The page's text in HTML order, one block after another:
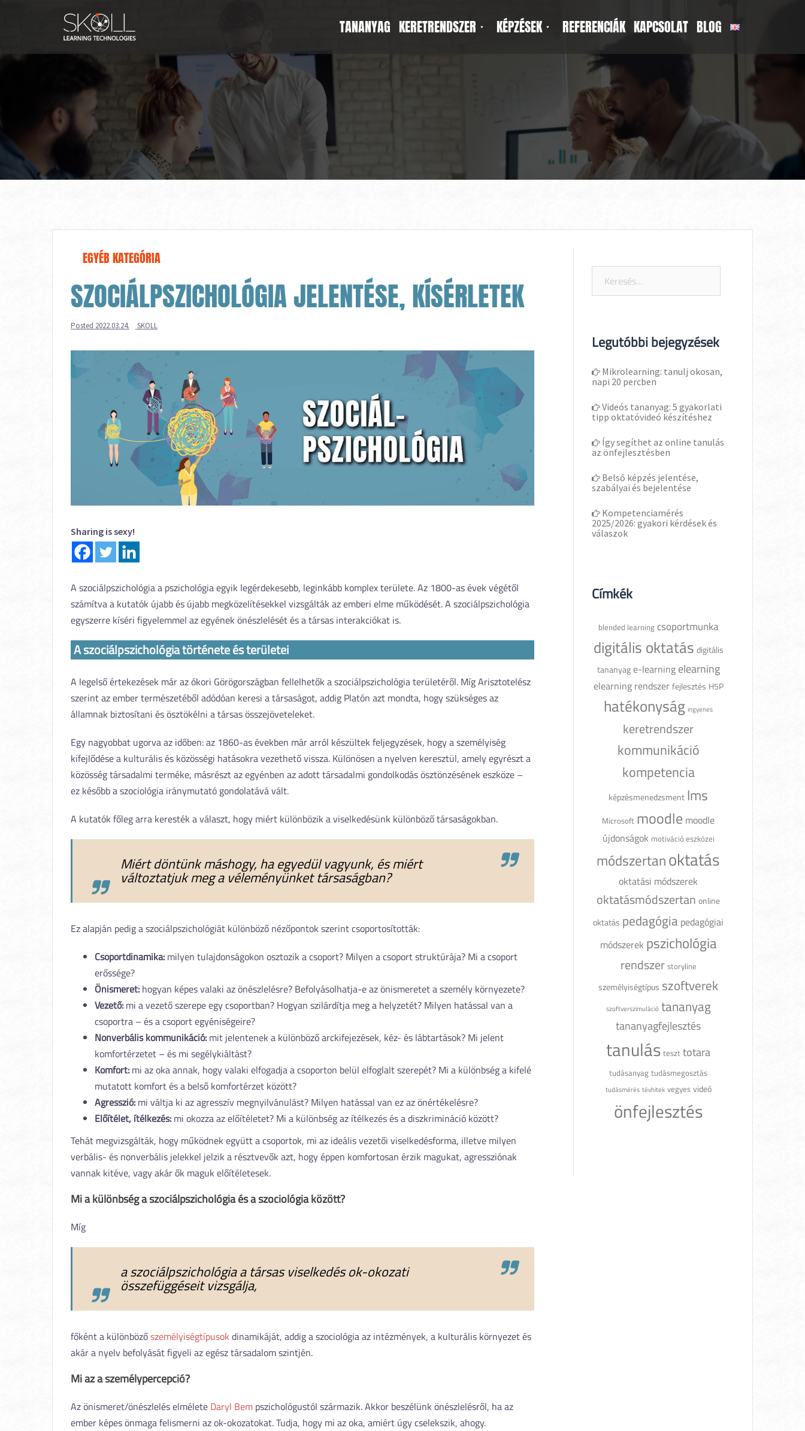
TANANYAG KERETRENDSZER KÉPZÉSEK REFERENCIÁK KAPCSOLAT BLOG
EGYÉB KATEGÓRIA
SZOCIÁLPSZICHOLÓGIA JELENTÉSE, KÍSÉRLETEK
Posted 2022.03.24. SKOLL
Sharing is sexy!
A szociálpszichológia a pszichológia egyik legérdekesebb, leginkább komplex területe. Az 1800-as évek végétől
számítva a kutatók újabb és újabb megközelítésekkel vizsgálták az emberi elme működését. A szociálpszichológia
egyszerre kíséri figyelemmel az egyének önészlelését és a társas interakciókat is.
A szociálpszichológia története és területei
A legelső értekezések már az ókori Görögországban fellelhetők a szociálpszichológia területéről. Míg Arisztotelész
szerint az ember természetéből adódóan keresi a társaságot, addig Platón azt mondta, hogy szükséges az
államnak biztosítani és ösztökélni a társas összejöveteleket.
Egy nagyobbat ugorva az időben: az 1860-as években már arról készültek feljegyzések, hogy a személyiség
kifejlődése a kulturális és közösségi hatásokra vezethető vissza. Különösen a nyelven keresztül, amely egyrészt a
közösség társadalmi terméke, másrészt az egyénben az adott társadalmi gondolkodás ösztönzésének eszköze –
ez később a szociológia iránymutató gondolatává vált.
A kutatók főleg arra keresték a választ, hogy miért különbözik a viselkedésünk különböző társaságokban.
Miért döntünk máshogy, ha egyedül vagyunk, és miért
változtatjuk meg a véleményünket társaságban?
Ez alapján pedig a szociálpszichológiát különböző nézőpontok szerint csoportosították:
Csoportdinamika: milyen tulajdonságokon osztozik a csoport? Milyen a csoport struktúrája? Mi a csoport
erőssége?
Önismeret: hogyan képes valaki az önészlelésre? Befolyásolhatja-e az önismeretet a személy környezete?
Vezető: mi a vezető szerepe egy csoportban? Hogyan szilárdítja meg a helyzetét? Milyen hatással van a
csoportra – és a csoport egyéniségeire?
Nonverbális kommunikáció: mit jelentenek a különböző arckifejezések, kéz- és lábtartások? Mi jelent
komfortérzetet – és mi segélykiáltást?
Komfort: mi az oka annak, hogy valaki elfogadja a csoporton belül elfoglalt szerepét? Mi a különbség a kifelé
mutatott komfort és a belső komfortérzet között?
Agresszió: mi váltja ki az agresszív megnyilvánulást? Milyen hatással van ez az önértékelésre?
Előítélet, ítélkezés: mi okozza az előítéletet? Mi a különbség az ítélkezés és a diszkrimináció között?
Tehát megvizsgálták, hogy működnek együtt a csoportok, mi az ideális vezetői viselkedésforma, illetve milyen
verbális- és nonverbális jelekkel jelzik a résztvevők azt, hogy éppen komfortosan érzik magukat, agressziónak
vannak kitéve, vagy akár ők maguk előítéletesek.
Mi a különbség a szociálpszichológia és a szociológia között?
Míg
a szociálpszichológia a társas viselkedés ok-okozati
összefüggéseit vizsgálja,
főként a különbözőszemélyiségtípusok dinamikáját, addig a szociológia az intézmények, a kulturális környezet és
akár a nyelv befolyását figyeli az egész társadalom szintjén.
Mi az a személypercepció?
Az önismeret/önészlelés elmélete Daryl Bem pszichológustól származik. Akkor beszélünk önészlelésről, ha az
ember képes önmaga felismerni az ok-okozatokat. Tudja, hogy mi az oka, amiért úgy cselekszik, ahogy.
Legutóbbi bejegyzések
Mikrolearning: tanulj okosan,
napi 20 percben
Videós tananyag: 5 gyakorlati
tipp oktatóvideó készítéshez
Így segíthet az online tanulás
az önfejlesztésben
Belső képzés jelentése,
szabályai és bejelentése
Kompetenciamérés
2025/2026: gyakori kérdések és
válaszok
Címkék
blended learning csoportmunka
digitális oktatás digitális
tananyage-learning elearning
elearning rendszerfejlesztés H5P
hatékonyság ingyenes
keretrendszer
kommunikáció
kompetencia
képzésmenedzsment lms
Microsoft moodle moodle
újdonságok motiváció eszközei
módszertanoktatás
oktatási módszerek
oktatásmódszertan online
oktatás pedagógia pedagógiai
módszerek pszichológia
rendszer storyline
személyiségtípus szoftverek
szoftverszimuláció tananyag
tananyagfejlesztés
tanulás teszt totara
tudásanyag tudásmegosztás
tudásmérés tévhitek vegyes videó
önfejlesztés